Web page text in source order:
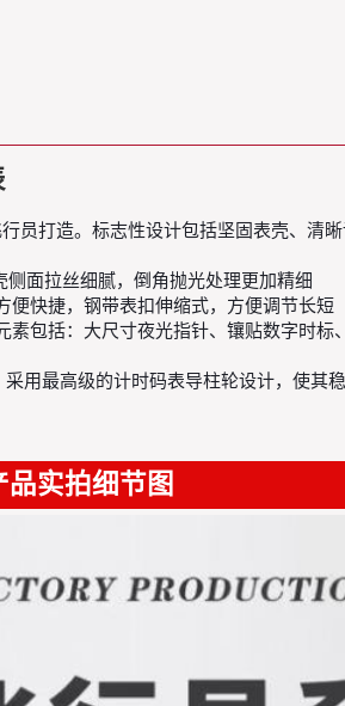
员打造。标志性设计包括坚固表壳、清
面拉丝细腻，倒角抛光处理更加精细
便快捷，钢带表扣伸缩式，方便调节长短
包括：大尺寸夜光指针、镶贴数字时
用最高级的计时码表导柱轮设计，使其
品实拍细节图